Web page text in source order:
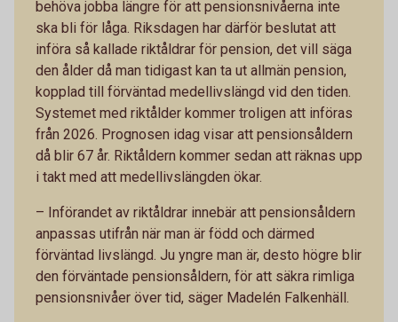
behöva jobba längre för att pensionsnivåerna inte
ska bli för låga. Riksdagen har därför beslutat att
införa så kallade riktåldrar för pension, det vill säga
den ålder då man tidigast kan ta ut allmän pension,
kopplad till förväntad medellivslängd vid den tiden.
Systemet med riktålder kommer troligen att införas
från 2026. Prognosen idag visar att pensionsåldern
då blir 67 år. Riktåldern kommer sedan att räknas upp
i takt med att medellivslängden ökar.
– Införandet av riktåldrar innebär att pensionsåldern
anpassas utifrån när man är född och därmed
förväntad livslängd. Ju yngre man är, desto högre blir
den förväntade pensionsåldern, för att säkra rimliga
pensionsnivåer över tid, säger Madelén Falkenhäll.